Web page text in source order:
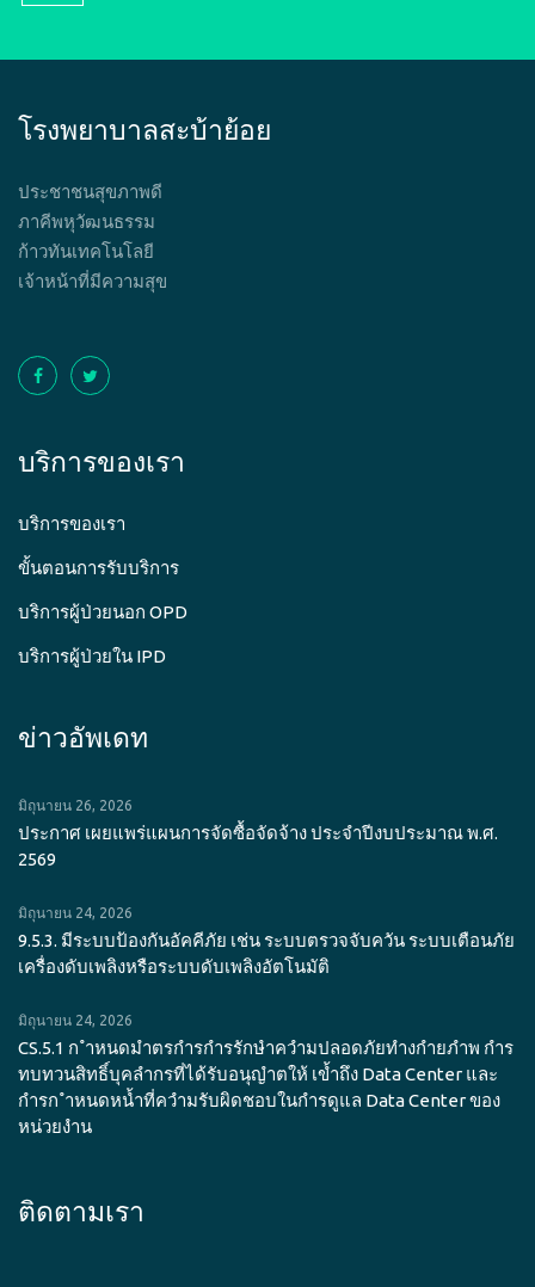
โรงพยาบาลสะบ้าย้อย
ประชาชนสุขภาพดี
ภาคีพหุวัฒนธรรม
ก้าวทันเทคโนโลยี
เจ้าหน้าที่มีความสุข
บริการของเรา
บริการของเรา
ขั้นตอนการรับบริการ
บริการผู้ป่วยนอก OPD
บริการผู้ป่วยใน IPD
ข่าวอัพเดท
มิถุนายน 26, 2026
ประกาศ เผยแพร่แผนการจัดซื้อจัดจ้าง ประจำปีงบประมาณ พ.ศ.
2569
มิถุนายน 24, 2026
9.5.3. มีระบบป้องกันอัคคีภัย เช่น ระบบตรวจจับควัน ระบบเตือนภัย
เครื่องดับเพลิงหรือระบบดับเพลิงอัตโนมัติ
มิถุนายน 24, 2026
CS.5.1 ก ำหนดมำตรกำรกำรรักษำควำมปลอดภัยทำงกำยภำพ กำร
ทบทวนสิทธิ์บุคลำกรที่ได้รับอนุญำตให้ เข้ำถึง Data Center และ
กำรก ำหนดหน้ำที่ควำมรับผิดชอบในกำรดูแล Data Center ของ
หน่วยงำน
ติดตามเรา